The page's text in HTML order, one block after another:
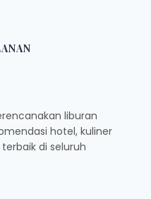
liburan
hotel, kuliner
di seluruh